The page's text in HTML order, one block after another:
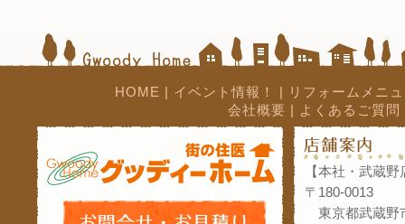
HOME | イベント情報！ |
リフォームメニ
会社概要 | よくあるご質問
【本社・武蔵野
〒180-0013
東京都武蔵野